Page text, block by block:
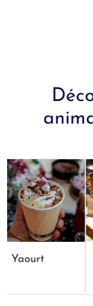
Yaourt